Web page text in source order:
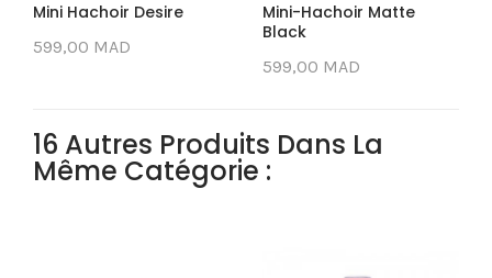
Mini Hachoir Desire
599,00 MAD
Mini-Hachoir Matte
Black
599,00 MAD
16 Autres Produits Dans La
Même Catégorie :